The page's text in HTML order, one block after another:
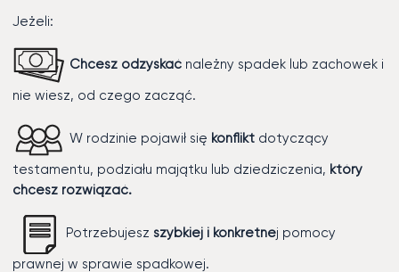
Jeżeli:
Chcesz odzyskać należny spadek lub zachowek i
nie wiesz, od czego zacząć.
W rodzinie pojawił się konflikt dotyczący
testamentu, podziału majątku lub dziedziczenia, który
chcesz rozwiązać.
Potrzebujesz szybkiej i konkretnej pomocy
prawnej w sprawie spadkowej.